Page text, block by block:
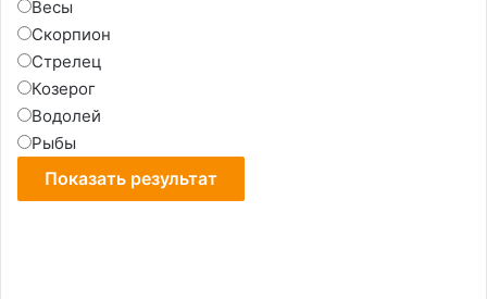
Весы
Скорпион
Стрелец
Козерог
Водолей
Рыбы